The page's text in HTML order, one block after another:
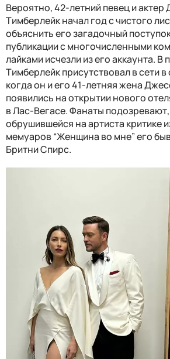
Вероятно, 42-летний певец и актер
Тимберлейк начал год с чистого
объяснить его загадочный
публикации с многочисленными
лайками исчезли из его аккаунта. В
Тимберлейк присутствовал в сети
когда он и его 41-летняя жена
появились на открытии нового
в Лас-Вегасе. Фанаты
обрушившейся на артиста критике
мемуаров “Женщина во мне” его
Бритни Спирс.